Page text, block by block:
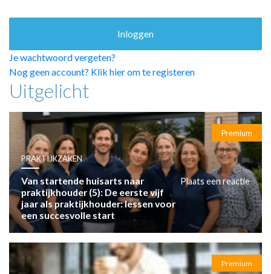
PRAKTIJKZAKEN
TARIEVEN
VPHUISARTSEN
MEDISCHE VAKHANDEL
INLOGGEN
REGISTRATIE
Je wachtwoord vergeten?
Nog geen account? Klik hier om te registeren
Uitgelicht
Premium
PRAKTIJKZAKEN
Van startende huisarts naar
praktijkhouder (5): De eerste vijf
jaar als praktijkhouder: lessen voor
een succesvolle start
Plaats een reactie
Premium